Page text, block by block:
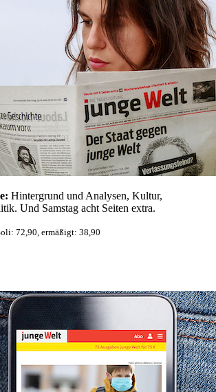
Hintergrund und Analysen, Kultur,
Und Samstag acht Seiten extra.
72,90, ermäßigt: 38,90